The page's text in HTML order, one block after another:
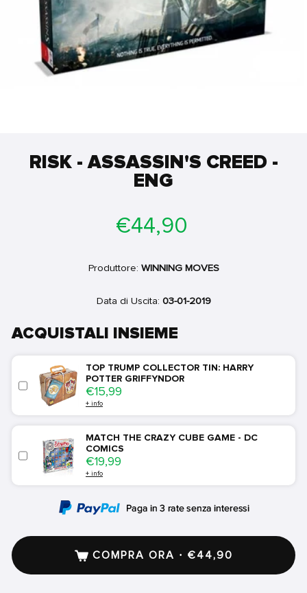
RISK - ASSASSIN'S CREED -
ENG
di
€44,90
Produttore: WINNING MOVES
Data di Uscita: 03-01-2019
ACQUISTALI INSIEME
TOP TRUMP COLLECTOR TIN: HARRY
POTTER GRIFFYNDOR
Price
€15,99
+ info
MATCH THE CRAZY CUBE GAME - DC
COMICS
Price
€19,99
+ info
COMPRA ORA · €44,90